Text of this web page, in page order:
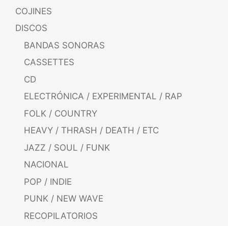
COJINES
DISCOS
BANDAS SONORAS
CASSETTES
CD
ELECTRÓNICA / EXPERIMENTAL / RAP
FOLK / COUNTRY
HEAVY / THRASH / DEATH / ETC
JAZZ / SOUL / FUNK
NACIONAL
POP / INDIE
PUNK / NEW WAVE
RECOPILATORIOS